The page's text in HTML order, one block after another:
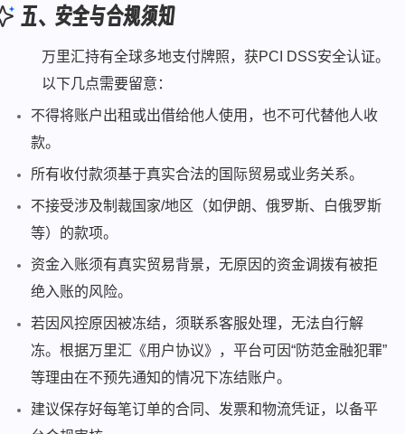
五、安全与合规须知
万里汇持有全球多地支付牌照，获PCI DSS安全认证。
以下几点需要留意：
不得将账户出租或出借给他人使用，也不可代替他人收
款。
所有收付款须基于真实合法的国际贸易或业务关系。
不接受涉及制裁国家/地区（如伊朗、俄罗斯、白俄罗斯
等）的款项。
资金入账须有真实贸易背景，无原因的资金调拨有被拒
绝入账的风险。
若因风控原因被冻结，须联系客服处理，无法自行解
冻。根据万里汇《用户协议》，平台可因“防范金融犯罪”
等理由在不预先通知的情况下冻结账户。
建议保存好每笔订单的合同、发票和物流凭证，以备平